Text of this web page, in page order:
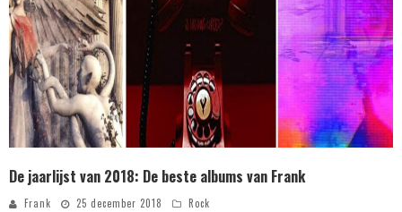
De jaarlijst van 2018: De beste albums van Frank
Frank 25 december 2018 Rock